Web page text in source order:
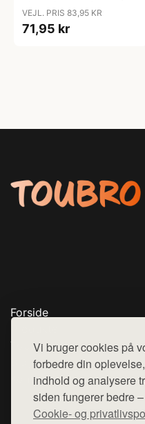
Vi bruger cookies på
forbedre din
indhold og analysere
siden fungerer bedre
Cookie- og
VEJL. PRIS 83,95 KR
71,95 kr
Forside
Top Rabatter
Blog
Kontakt